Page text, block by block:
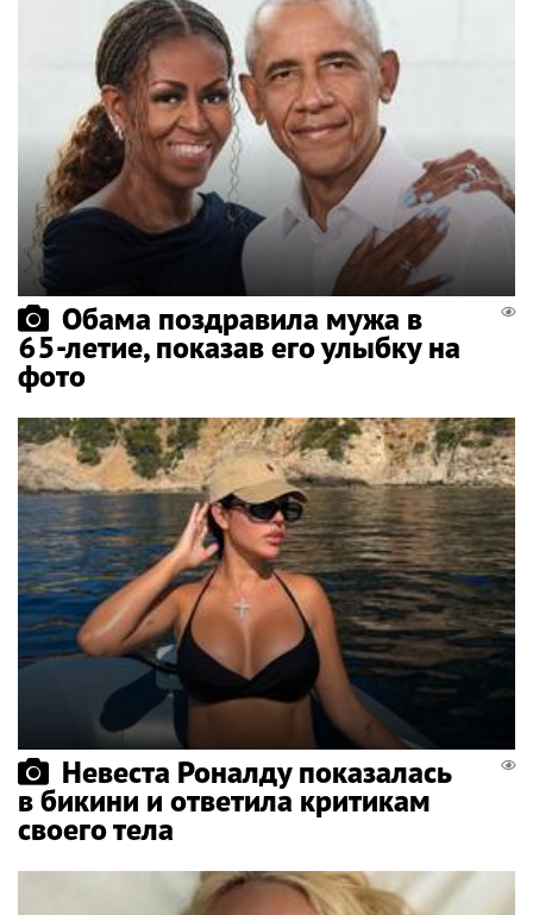
Обама поздравила мужа в
65-летие, показав его улыбку на
фото
Невеста Роналду показалась
в бикини и ответила критикам
своего тела